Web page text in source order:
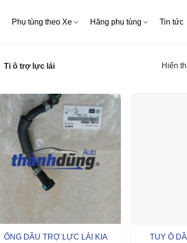
Phụ tùng theo Xe Hãng phụ tùng Tin tức
Ti ô trợ lực lái Hiển
ỐNG DẦU TRỢ LỰC LÁI KIA
TUY Ô